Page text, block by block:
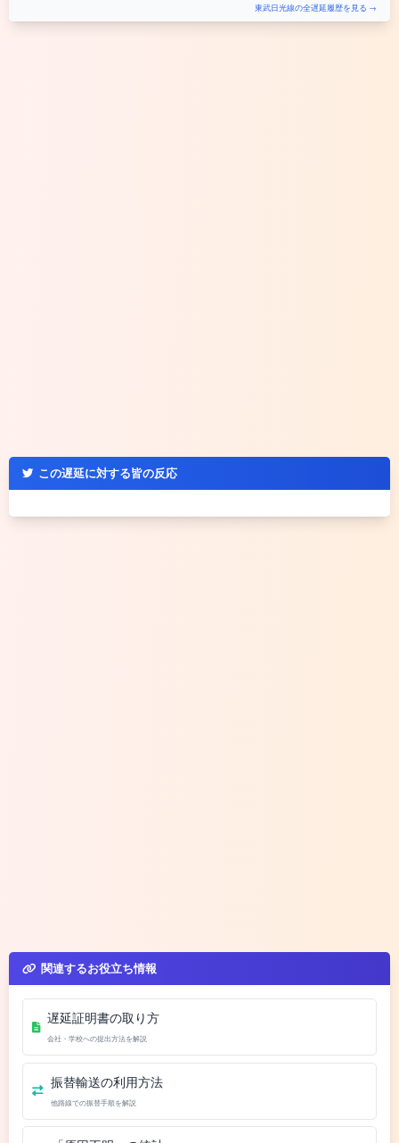
東武日光線の全遅延履歴を見る →
この遅延に対する皆の反応
関連するお役立ち情報
遅延証明書の取り方
会社・学校への提出方法を解説
振替輸送の利用方法
他路線での振替手順を解説